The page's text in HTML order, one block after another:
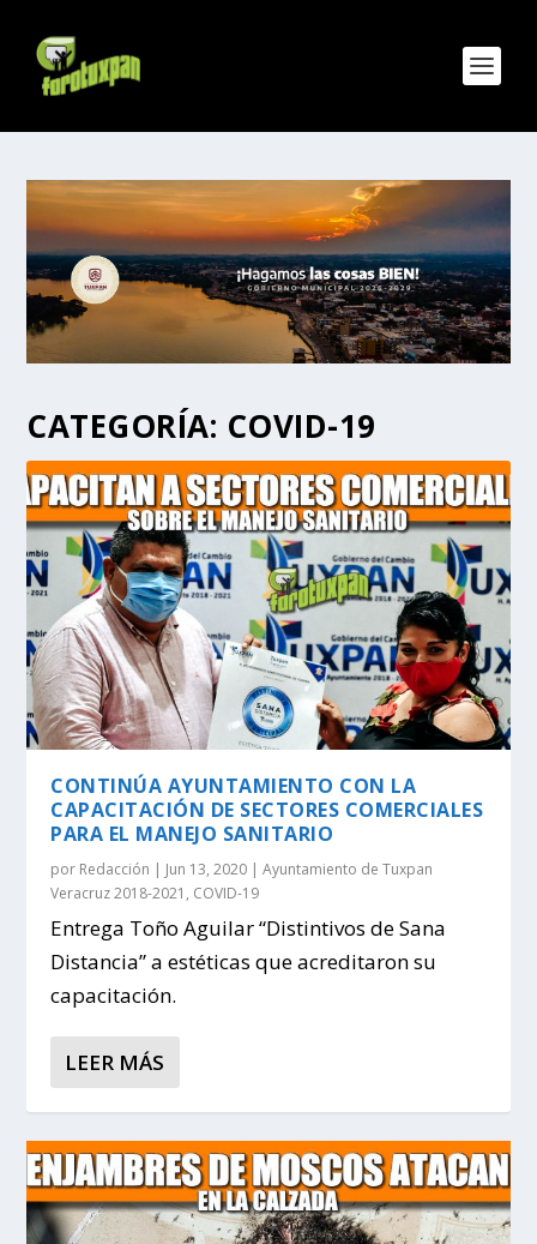
CATEGORÍA: COVID-19
CONTINÚA AYUNTAMIENTO CON LA
CAPACITACIÓN DE SECTORES COMERCIALES
PARA EL MANEJO SANITARIO
por Redacción | Jun 13, 2020 |Ayuntamiento de Tuxpan
Veracruz 2018-2021 , COVID-19
Entrega Toño Aguilar “Distintivos de Sana
Distancia” a estéticas que acreditaron su
capacitación.
LEER MÁS